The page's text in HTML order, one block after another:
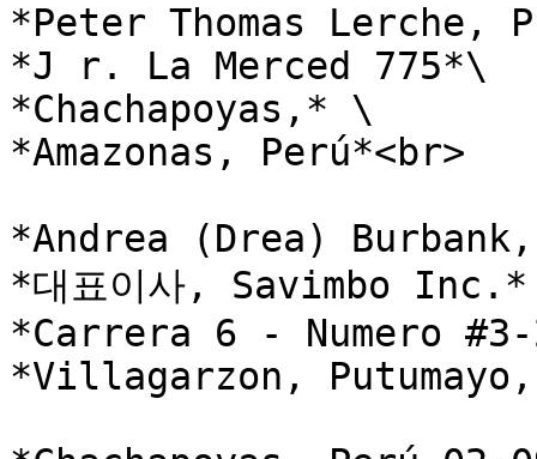
*Peter Thomas Lerche,
*J r. La Merced 775*\
*Chachapoyas,* \
*Amazonas, Perú*<br>
*Andrea (Drea)
*대표이사, Savimbo
*Carrera 6 - Numero
*Villagarzon, Putumayo,